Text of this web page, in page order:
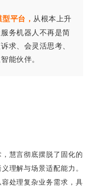
平台， 从根本上升
务机器人不再是简
求、会灵活思考、
能伙伴。
慧言彻底摆脱了固化的
理解与场景适配能力。
处理复杂业务需求，具